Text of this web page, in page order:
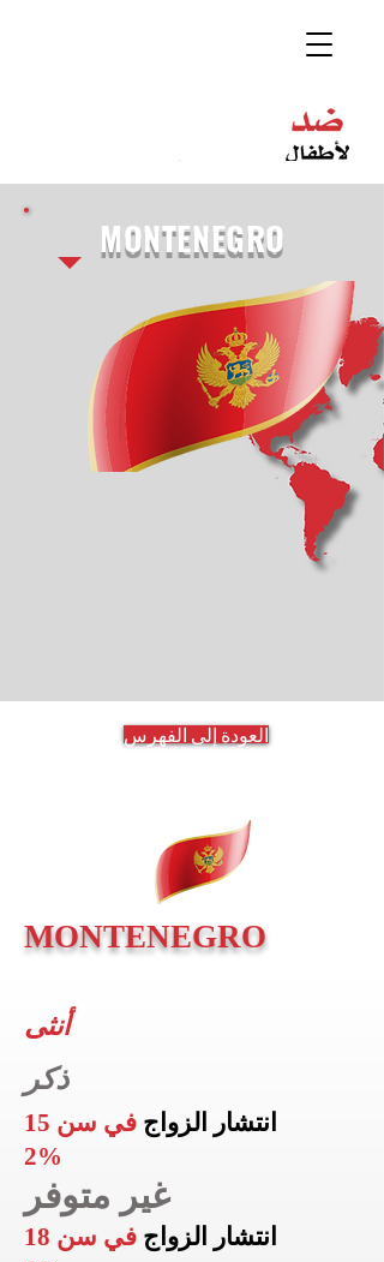
MONTENEGRO
العودة إلى الفهرس
MONTENEGRO
أنثى
ذكر
انتشار الزواج في سن 15
2%
غير متوفر
انتشار الزواج في سن 18